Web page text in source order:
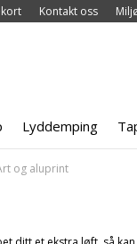
Kontakt oss
Lyddemping
og aluprint